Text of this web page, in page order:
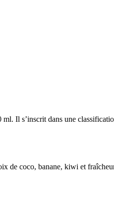
Il s’inscrit dans une
de coco, banane, kiwi et